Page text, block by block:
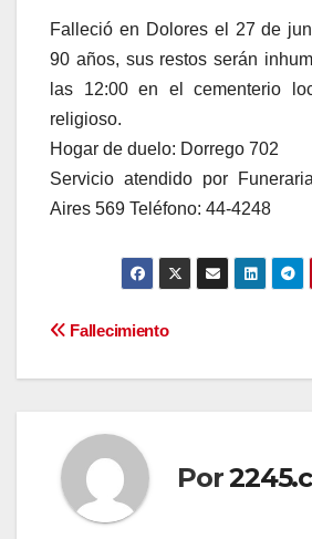
Falleció en Dolores el 27 de
90 años, sus restos serán
las 12:00 en el cementerio
religioso.
Hogar de duelo: Dorrego 702
Servicio atendido por
Aires 569 Teléfono: 44-4248
Navegación
de
entradas
Fallecimiento
Por